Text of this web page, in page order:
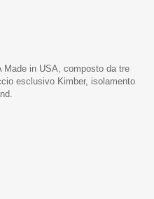
in USA, composto da tre
esclusivo Kimber, isolamento